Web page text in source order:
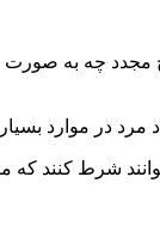
چه به صورت
مرد در موارد
شرط کنند که